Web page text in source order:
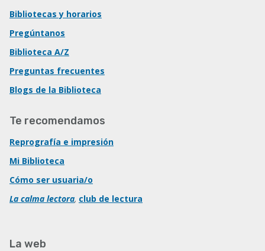
Bibliotecas y horarios
Pregúntanos
Biblioteca A/Z
Preguntas frecuentes
Blogs de la Biblioteca
Te recomendamos
Reprografía e impresión
Mi Biblioteca
Cómo ser usuaria/o
La calma lectora, club de lectura
La web